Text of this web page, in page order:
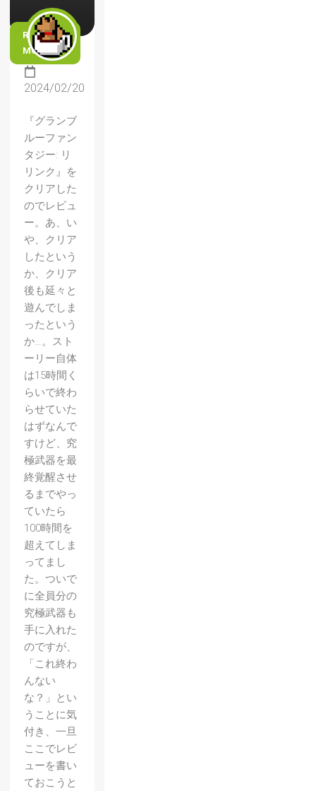
READ
MORE
2024/02/20
『グランブ
ルーファン
タジー: リ
リンク』を
クリアした
のでレビュ
ー。あ、い
や、クリア
したという
か、クリア
後も延々と
遊んでしま
ったという
か…。スト
ーリー自体
は15時間く
らいで終わ
らせていた
はずなんで
すけど、究
極武器を最
終覚醒させ
るまでやっ
ていたら
100時間を
超えてしま
ってまし
た。ついで
に全員分の
究極武器も
手に入れた
のですが、
「これ終わ
んない
な？」とい
うことに気
付き、一旦
ここでレビ
ューを書い
ておこうと